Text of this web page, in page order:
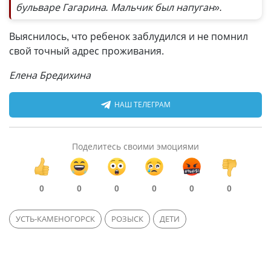
бульваре Гагарина. Мальчик был напуган».
Выяснилось, что ребенок заблудился и не помнил
свой точный адрес проживания.
Елена Бредихина
НАШ ТЕЛЕГРАМ
Поделитесь своими эмоциями
0 0 0 0 0 0
УСТЬ-КАМЕНОГОРСК РОЗЫСК ДЕТИ